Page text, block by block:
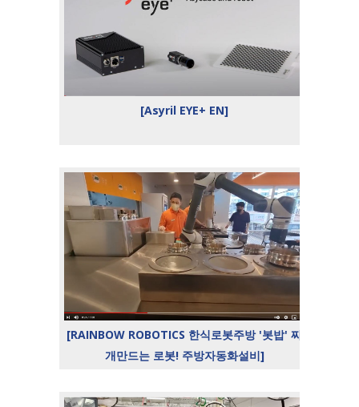
[Asyril EYE+ EN]
[RAINBOW ROBOTICS 한식로봇주방 '봇밥' 찌
개만드는 로봇! 주방자동화설비]